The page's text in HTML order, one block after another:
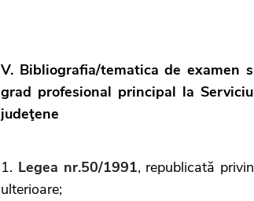
V. Bibliografia/tematica de examen
grad profesional principal la
judeţene
1. Legea nr.50/1991, republicată
ulterioare;